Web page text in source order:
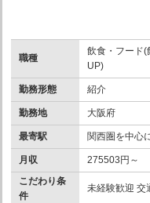
職種
飲食・フード(
UP)
勤務形態 紹介
勤務地 大阪府
最寄駅 関西圏を中心
月収
275503円～
こだわり条
件
未経験歓迎 交